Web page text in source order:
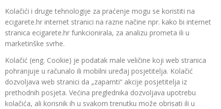
Kolačići i druge tehnologije za praćenje mogu se koristiti na
ecigarete.hr internet stranici na razne načine npr. kako bi internet
stranica ecigarete.hr funkcionirala, za analizu prometa ili u
marketinške svrhe.
Kolačić (eng. Cookie) je podatak male veličine koji web stranica
pohranjuje u računalo ili mobilni uređaj posjetitelja. Kolačić
dozvoljava web stranici da „zapamti“ akcije posjetitelja iz
prethodnih posjeta. Većina preglednika dozvoljava upotrebu
kolačića, ali korisnik ih u svakom trenutku može obrisati ili u